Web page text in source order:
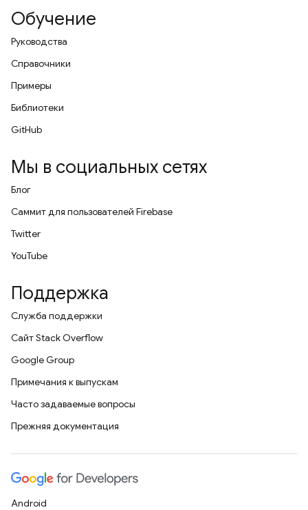
Обучение
Руководства
Справочники
Примеры
Библиотеки
GitHub
Мы в социальных сетях
Блог
Саммит для пользователей Firebase
Twitter
YouTube
Поддержка
Служба поддержки
Сайт Stack Overflow
Google Group
Примечания к выпускам
Часто задаваемые вопросы
Прежняя документация
Android